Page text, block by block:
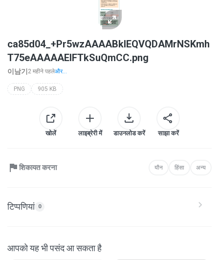
ca85d04_+Pr5wzAAAABklEQVQDAMrNSKmh
T75eAAAAAElFTkSuQmCC.png
이남기 2 महीने पहलेऔर...
PNG 905 KB
खोलें लाइब्रेरी में डाउनलोड करें साझा करें
शिकायत करना यौन हिंसा अन्य
टिप्पणियां 0
आपको यह भी पसंद आ सकता है